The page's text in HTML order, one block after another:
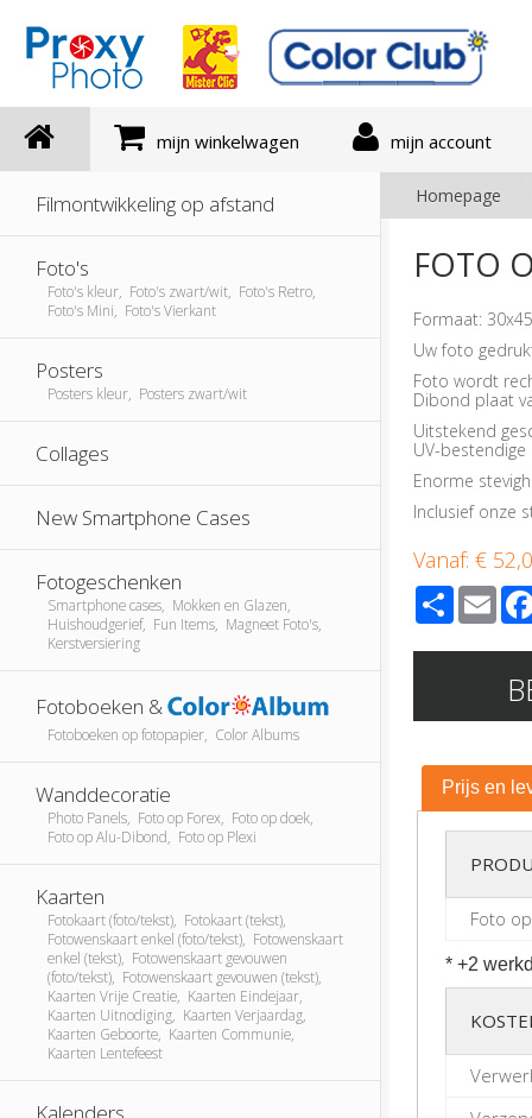
mijn winkelwagen mijn account
Filmontwikkeling op afstand
Foto's
Foto's kleur, Foto's zwart/wit, Foto's Retro,
Foto's Mini, Foto's Vierkant
Posters
Posters kleur, Posters zwart/wit
Collages
New Smartphone Cases
Fotogeschenken
Smartphone cases, Mokken en Glazen,
Huishoudgerief, Fun Items, Magneet Foto's,
Kerstversiering
Fotoboeken &
Fotoboeken op fotopapier, Color Albums
Wanddecoratie
Photo Panels, Foto op Forex, Foto op doek,
Foto op Alu-Dibond, Foto op Plexi
Kaarten
Fotokaart (foto/tekst), Fotokaart (tekst),
Fotowenskaart enkel (foto/tekst), Fotowenskaart
enkel (tekst), Fotowenskaart gevouwen
(foto/tekst), Fotowenskaart gevouwen (tekst),
Kaarten Vrije Creatie, Kaarten Eindejaar,
Kaarten Uitnodiging, Kaarten Verjaardag,
Kaarten Geboorte, Kaarten Communie,
Kaarten Lentefeest
Homepage
FOTO
Formaat:
Uw foto
Foto wordt
Dibond plaat
Uitstekend
UV-bestendige
Enorme
Inclusief onze
Vanaf:€
Share
Prijs en
Foto
* +2